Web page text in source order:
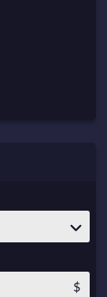
$